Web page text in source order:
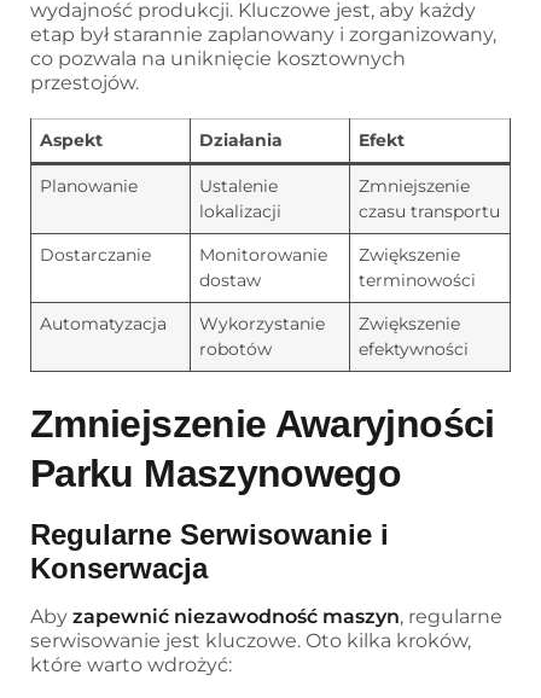
wydajność produkcji. Kluczowe jest, aby każdy
etap był starannie zaplanowany i zorganizowany,
co pozwala na uniknięcie kosztownych
przestojów.
Aspekt Działania Efekt
Planowanie
Ustalenie
lokalizacji
Zmniejszenie
czasu transportu
Dostarczanie
Monitorowanie
dostaw
Zwiększenie
terminowości
Automatyzacja
Wykorzystanie
robotów
Zwiększenie
efektywności
Zmniejszenie Awaryjności
Parku Maszynowego
Regularne Serwisowanie i
Konserwacja
Aby zapewnić niezawodność maszyn, regularne
serwisowanie jest kluczowe. Oto kilka kroków,
które warto wdrożyć: